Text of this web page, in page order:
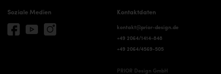
Soziale Medien Kontaktdaten
kontakt@prior-design.de
+49 2064/1414-848
+49 2064/4569-505
PRIOR Design GmbH